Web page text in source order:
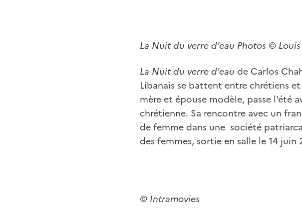
La Nuit du verre d'eau Photos ©
La Nuit du verre d'eau de Carlos
Libanais se battent entre chrétiens
mère et épouse modèle, passe l'été
chrétienne. Sa rencontre avec un
de femme dans une société
des femmes, sortie en salle le 14 juin
© Intramovies